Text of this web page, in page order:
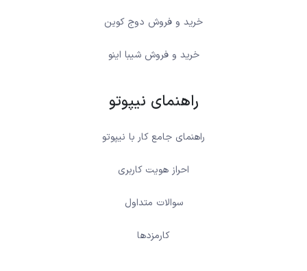
خرید و فروش دوج کوین
خرید و فروش شیبا اینو
راهنمای نیپوتو
راهنمای جامع کار با نیپوتو
احراز هویت کاربری
سوالات متداول
کارمزدها